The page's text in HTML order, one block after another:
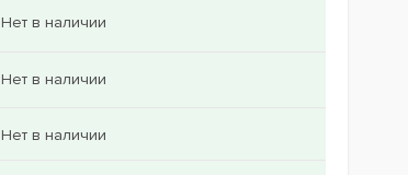
Нет в наличии
Нет в наличии
Нет в наличии